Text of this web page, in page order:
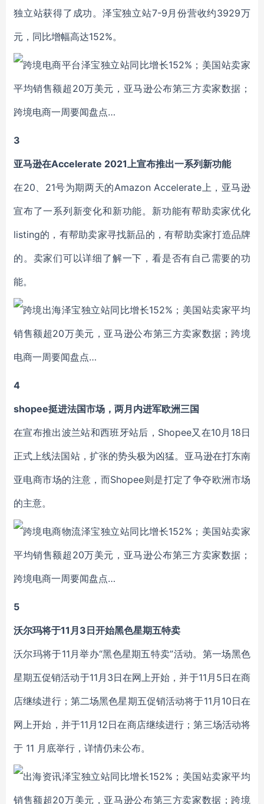
独立站获得了成功。泽宝独立站7-9月份营收约3929万
元，同比增幅高达152%。
3
亚马逊在Accelerate 2021上宣布推出一系列新功能
在20、21号为期两天的Amazon Accelerate上，亚马逊
宣布了一系列新变化和新功能。新功能有帮助卖家优化
listing的，有帮助卖家寻找新品的，有帮助卖家打造品牌
的。卖家们可以详细了解一下，看是否有自己需要的功
能。
4
shopee挺进法国市场，两月内进军欧洲三国
在宣布推出波兰站和西班牙站后，Shopee又在10月18日
正式上线法国站，扩张的势头极为凶猛。亚马逊在打东南
亚电商市场的注意，而Shopee则是打定了争夺欧洲市场
的主意。
5
沃尔玛将于11月3日开始黑色星期五特卖
沃尔玛将于11月举办“黑色星期五特卖”活动。第一场黑色
星期五促销活动于11月3日在网上开始，并于11月5日在商
店继续进行；第二场黑色星期五促销活动将于11月10日在
网上开始，并于11月12日在商店继续进行；第三场活动将
于 11 月底举行，详情仍未公布。